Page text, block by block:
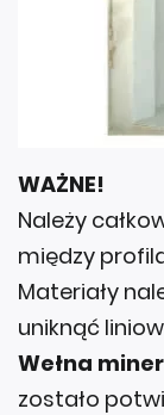
WAŻNE!
Należy
między
Materiały
uniknąć
Wełna
zostało